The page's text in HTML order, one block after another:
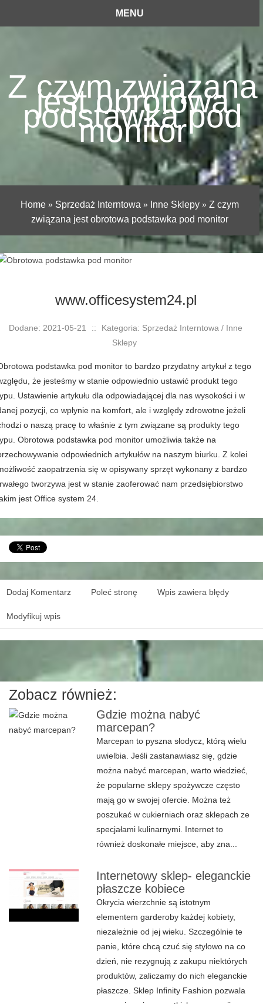
MENU
Z czym związana
jest obrotowa
podstawka pod
monitor
Home » Sprzedaż Interntowa » Inne Sklepy » Z czym
związana jest obrotowa podstawka pod monitor
www.officesystem24.pl
Dodane: 2021-05-21 ::
Kategoria: Sprzedaż Interntowa / Inne
Sklepy
podstawka pod monitor to bardzo przydatny artykuł z tego
że jesteśmy w stanie odpowiednio ustawić produkt tego
Ustawienie artykułu dla odpowiadającej dla nas wysokości i w
pozycji, co wpłynie na komfort, ale i względy zdrowotne jeżeli
o naszą pracę to właśnie z tym związane są produkty tego
Obrotowa podstawka pod monitor umożliwia także na
odpowiednich artykułów na naszym biurku. Z kolei
zaopatrzenia się w opisywany sprzęt wykonany z bardzo
tworzywa jest w stanie zaoferować nam przedsiębiorstwo
jest Office system 24.
Dodaj Komentarz Poleć stronę Wpis zawiera błędy
Modyfikuj wpis
Zobacz również:
Gdzie można nabyć
marcepan?
Marcepan to pyszna słodycz, którą wielu
uwielbia. Jeśli zastanawiasz się, gdzie
można nabyć marcepan, warto wiedzieć,
że popularne sklepy spożywcze często
mają go w swojej ofercie. Można też
poszukać w cukierniach oraz sklepach ze
specjałami kulinarnymi. Internet to
również doskonałe miejsce, aby zna...
Internetowy sklep- eleganckie
płaszcze kobiece
Okrycia wierzchnie są istotnym
elementem garderoby każdej kobiety,
niezależnie od jej wieku. Szczególnie te
panie, które chcą czuć się stylowo na co
dzień, nie rezygnują z zakupu niektórych
produktów, zaliczamy do nich eleganckie
płaszcze. Sklep Infinity Fashion pozwala